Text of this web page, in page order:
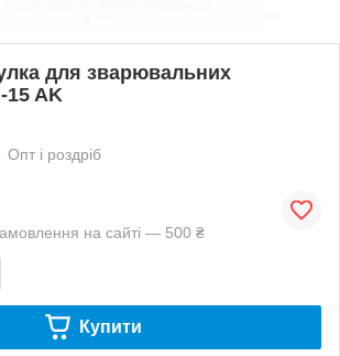
для зварювальних
15 AK
Опт і роздріб
на сайті — 500 ₴
Купити